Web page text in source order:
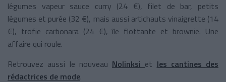
légumes vapeur sauce curry (24 €), filet de bar, petits
légumes et purée (32 €), mais aussi artichauts vinaigrette (14
€), trofie carbonara (24 €), île flottante et brownie. Une
affaire qui roule.
Retrouvez aussi le nouveau Nolinksi et les cantines des
rédactrices de mode.